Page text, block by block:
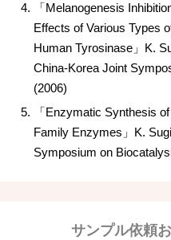
「Melanogenesis
Effects of Various Types
Human Tyrosinase」K.
China-Korea Joint
(2006)
「Enzymatic Synthesis
Family Enzymes」K.
Symposium on
サンプル依頼